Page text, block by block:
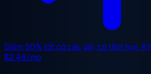
Giảm 50% tất cả các gói, có thời hạn.
$2.48/mo